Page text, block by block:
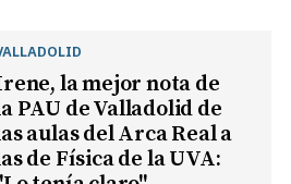
la mejor nota de
PAU de Valladolid de
aulas del Arca Real a
de Física de la UVA: